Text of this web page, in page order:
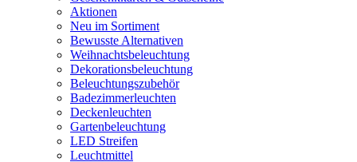
Aktionen
Neu im Sortiment
Bewusste Alternativen
Weihnachtsbeleuchtung
Dekorationsbeleuchtung
Beleuchtungszubehör
Badezimmerleuchten
Deckenleuchten
Gartenbeleuchtung
LED Streifen
Leuchtmittel